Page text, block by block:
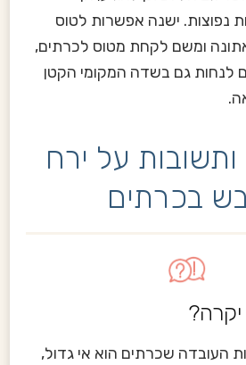
נפוצות. ישנה אפשרות לטוס
ומשם לקחת מטוס לכרתים,
לנחות גם בשדה המקומי הקטן
על ירח
בכרתים
העובדה שכרתים הוא אי גדול,